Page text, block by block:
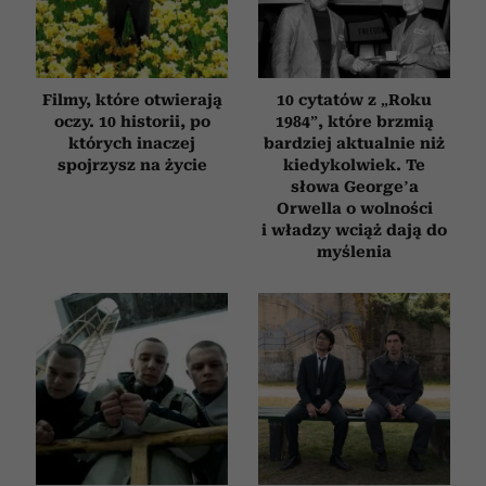
Filmy, które otwierają
oczy. 10 historii, po
których inaczej
spojrzysz na życie
10 cytatów z „Roku
1984”, które brzmią
bardziej aktualnie niż
kiedykolwiek. Te
słowa George’a
Orwella o wolności
i władzy wciąż dają do
myślenia